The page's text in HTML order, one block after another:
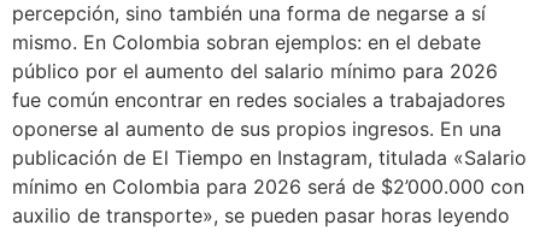
percepción, sino también una forma de negarse a sí
mismo. En Colombia sobran ejemplos: en el debate
público por el aumento del salario mínimo para 2026
fue común encontrar en redes sociales a trabajadores
oponerse al aumento de sus propios ingresos. En una
publicación de El Tiempo en Instagram, titulada «Salario
mínimo en Colombia para 2026 será de $2’000.000 con
auxilio de transporte», se pueden pasar horas leyendo